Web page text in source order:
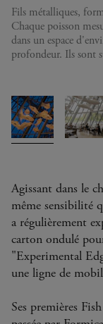
Fils métalliques,
Chaque poisson
dans un espace
profondeur. Ils sont
Agissant dans le
même sensibilité
a régulièrement
carton ondulé
"Experimental
une ligne de
Ses premières